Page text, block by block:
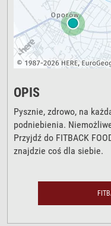
OPIS
Pysznie, zdrowo, na
podniebienia.
Przyjdź do FITBACK
znajdzie coś dla siebie.